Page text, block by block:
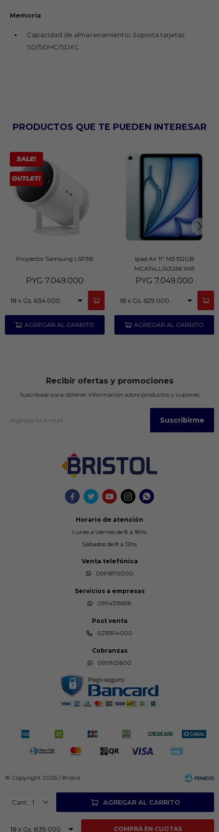
1 AGREGAR AL CARRITO
COMPRÁ EN CUOTAS
Memoria
Capacidad de almacenamiento: Soporta tarjetas
SD/SDHC/SDXC
PRODUCTOS QUE TE PUEDEN INTERESAR
Proyector Samsung LSP3B
PYG 7.049.000
Ipad Air 11” M3 512GB
MCA74LL/A3266 Wifi
PYG 7.049.000
    
Horario de atención
Lunes a viernes de 8 a 18hs
Sábados de 8 a 12hs
Venta telefónica
0991670000
Servicios a empresas
0994315698
Post venta
0215194000
Cobranzas
0991921600
Recibir ofertas y promociones
Suscríbase para obtener información sobre productos y cupones
Suscribirme
© Copyright 2026 / Bristol